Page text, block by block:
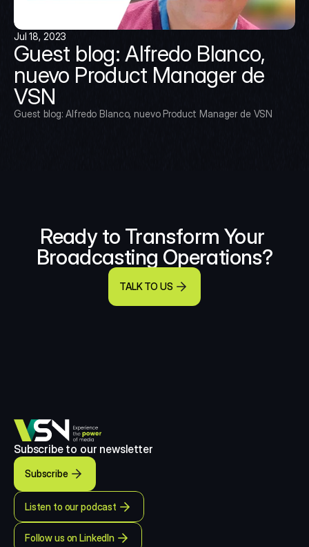
Jul 18, 2023
Guest blog: Alfredo Blanco,
nuevo Product Manager de
VSN
Guest blog: Alfredo Blanco, nuevo Product Manager de VSN
Ready to Transform Your
Broadcasting Operations?
TALK TO US
Subscribe to our newsletter
Subscribe
Listen to our podcast
Follow us on LinkedIn